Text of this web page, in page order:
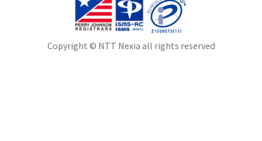
Copyright © NTT Nexia all rights reserved